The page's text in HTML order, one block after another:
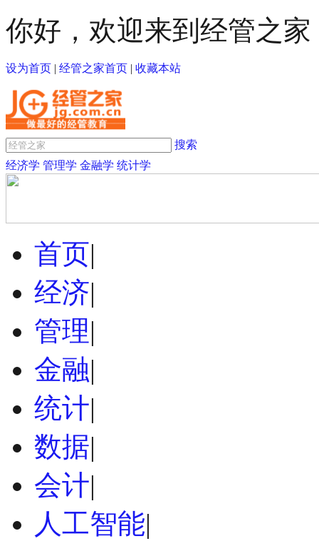
你好，欢迎来到经管之家
设为首页 | 经管之家首页 | 收藏本站
搜索
经济学 管理学 金融学 统计学
首页|
经济|
管理|
金融|
统计|
数据|
会计|
人工智能|